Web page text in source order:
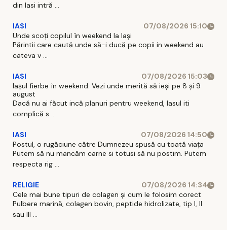
din Iasi intră ...
IASI
07/08/2026 15:10
Unde scoți copilul în weekend la Iași
Părintii care caută unde să-i ducă pe copii in weekend au
cateva v ...
IASI
07/08/2026 15:03
Iașul fierbe în weekend. Vezi unde merită să ieși pe 8 și 9
august
Dacă nu ai făcut incă planuri pentru weekend, Iasul iti
complică s ...
IASI
07/08/2026 14:50
Postul, o rugăciune către Dumnezeu spusă cu toată viața
Putem să nu mancăm carne si totusi să nu postim. Putem
respecta rig ...
RELIGIE
07/08/2026 14:34
Cele mai bune tipuri de colagen și cum le folosim corect
Pulbere marină, colagen bovin, peptide hidrolizate, tip I, II
sau III ...